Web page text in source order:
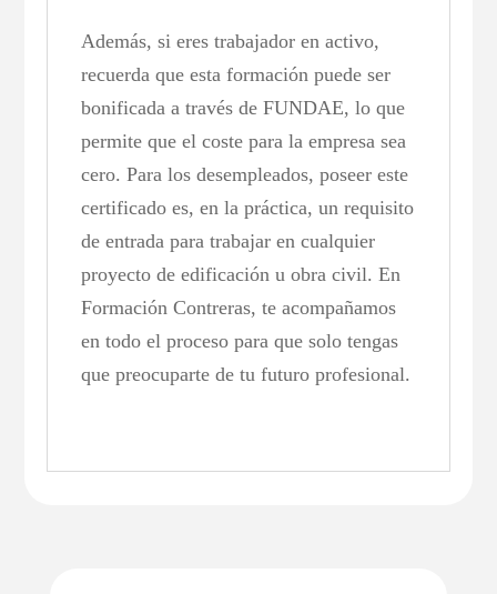
Además, si eres trabajador en activo,
recuerda que esta formación puede ser
bonificada a través de FUNDAE, lo que
permite que el coste para la empresa sea
cero. Para los desempleados, poseer este
certificado es, en la práctica, un requisito
de entrada para trabajar en cualquier
proyecto de edificación u obra civil. En
Formación Contreras, te acompañamos
en todo el proceso para que solo tengas
que preocuparte de tu futuro profesional.